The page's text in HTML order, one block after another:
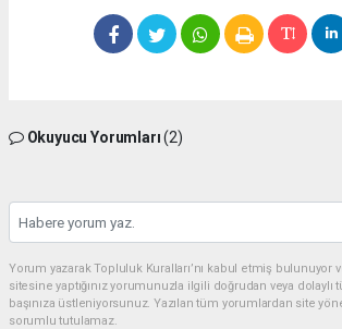
Okuyucu Yorumları(2)
Yorum yazarak Topluluk Kuralları’nı kabul etmiş
sitesine yaptığınız yorumunuzla ilgili doğrudan veya
başınıza üstleniyorsunuz. Yazılan tüm yorumlardan site
sorumlu tutulamaz.